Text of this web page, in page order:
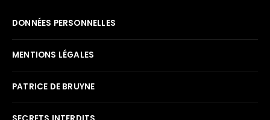
DONNÉES PERSONNELLES
MENTIONS LÉGALES
PATRICE DE BRUYNE